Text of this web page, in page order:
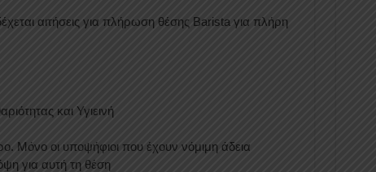
αιτήσεις για πλήρωση θέσης Barista για πλήρη
και Υγιεινή
Μόνο οι υποψήφιοι που έχουν νόμιμη άδεια
για αυτή τη θέση